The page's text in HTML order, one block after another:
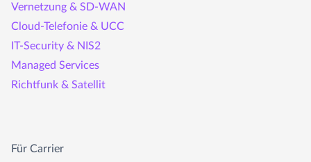
Vernetzung & SD-WAN
Cloud-Telefonie & UCC
IT-Security & NIS2
Managed Services
Richtfunk & Satellit
Für Carrier